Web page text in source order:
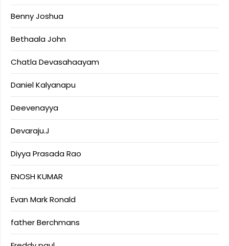
Benny Joshua
Bethaala John
Chatla Devasahaayam
Daniel Kalyanapu
Deevenayya
Devaraju.J
Diyya Prasada Rao
ENOSH KUMAR
Evan Mark Ronald
father Berchmans